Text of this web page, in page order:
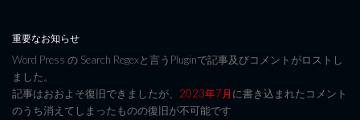
重要なお知らせ
Word Press の Search Regexと言うPluginで記事及びコメントがロストし
ました。
記事はおおよそ復旧できましたが、 2023年7月に書き込まれたコメント
のうち消えてしまったものの復旧が不可能です